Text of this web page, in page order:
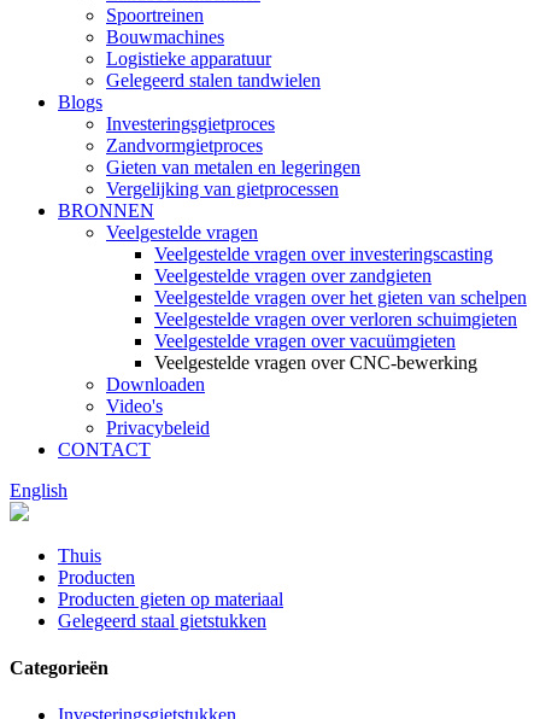
Spoortreinen
Bouwmachines
Logistieke apparatuur
Gelegeerd stalen tandwielen
Blogs
Investeringsgietproces
Zandvormgietproces
Gieten van metalen en legeringen
Vergelijking van gietprocessen
BRONNEN
Veelgestelde vragen
Veelgestelde vragen over investeringscasting
Veelgestelde vragen over zandgieten
Veelgestelde vragen over het gieten van schelpen
Veelgestelde vragen over verloren schuimgieten
Veelgestelde vragen over vacuümgieten
Veelgestelde vragen over CNC-bewerking
Downloaden
Video's
Privacybeleid
CONTACT
English
Thuis
Producten
Producten gieten op materiaal
Gelegeerd staal gietstukken
Categorieën